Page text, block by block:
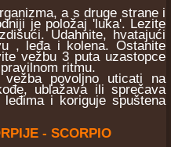
a s druge strane i
je položaj 'luka'. Lezite
Udahnite, hvatajući
, leđa i kolena. Ostanite
vežbu 3 puta uzastopce
ritmu.
povoljno uticati na
ublažava ili sprečava
i koriguje spuštena
- SCORPIO